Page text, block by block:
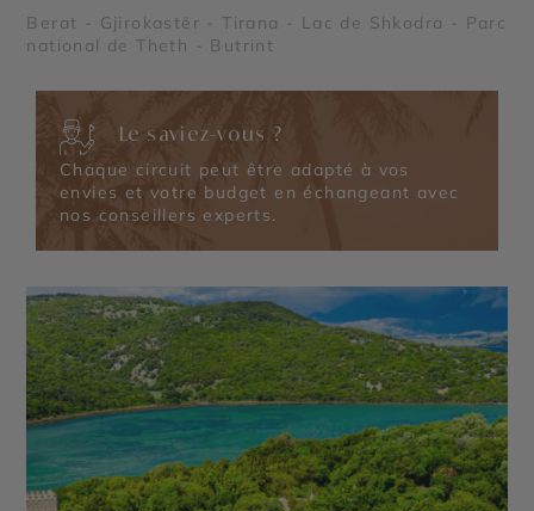
Berat - Gjirokastër - Tirana - Lac de Shkodra - Parc
national de Theth - Butrint
Le saviez-vous ?
Chaque circuit peut être adapté à vos
envies et votre budget en échangeant avec
nos conseillers experts.